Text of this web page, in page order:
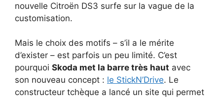
nouvelle Citroën DS3 surfe sur la vague de la
customisation.
Mais le choix des motifs – s’il a le mérite
d’exister – est parfois un peu limité. C’est
pourquoi Skoda met la barre très haut avec
son nouveau concept : le StickN’Drive. Le
constructeur tchèque a lancé un site qui permet